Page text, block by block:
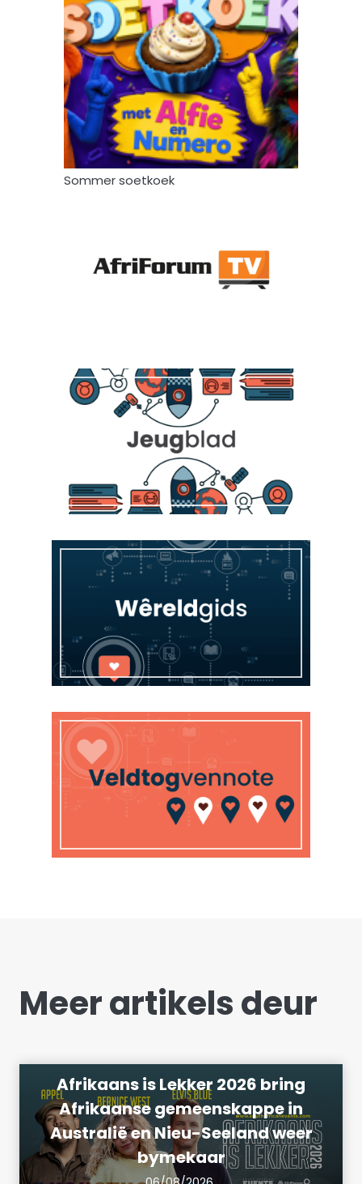
Sommer soetkoek
Meer artikels deur
Afrikaans is Lekker 2026 bring
Afrikaanse gemeenskappe in
Australië en Nieu-Seeland weer
bymekaar